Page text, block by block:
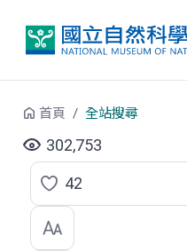
首頁 全站搜尋
302,753
點
選
42